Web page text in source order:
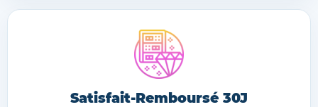
Satisfait-Remboursé 30J